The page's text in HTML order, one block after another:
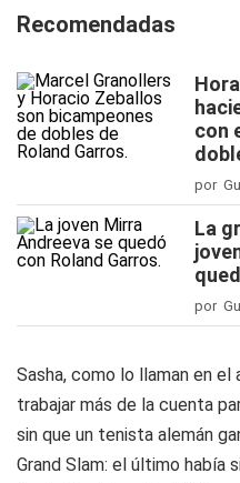
Recomendadas
con
por
La
por
Sasha, como lo llaman en
trabajar más de la cuenta
sin que un tenista alemán
Grand Slam: el último había